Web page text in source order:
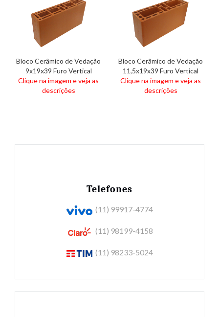
Bloco Cerâmico de Vedação
9x19x39 Furo Vertical
Clique na imagem e veja as
descrições
Bloco Cerâmico de Vedação
11,5x19x39 Furo Vertical
Clique na imagem e veja as
descrições
Telefones
(11) 99917-4774
(11) 98199-4158
(11) 98233-5024